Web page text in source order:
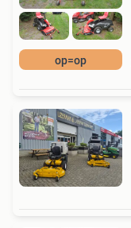
op=op